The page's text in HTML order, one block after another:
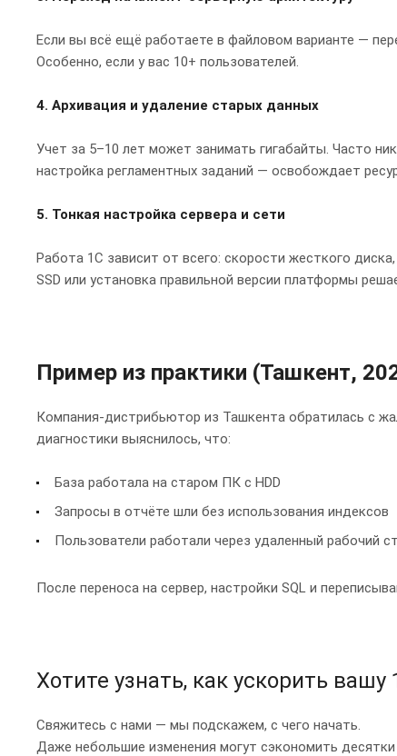
Если вы всё ещё работаете в файловом варианте —
Особенно, если у вас 10+ пользователей.
4. Архивация и удаление старых данных
Учет за 5–10 лет может занимать гигабайты. Часто
настройка регламентных заданий — освобождает
5. Тонкая настройка сервера и сети
Работа 1С зависит от всего: скорости жесткого
SSD или установка правильной версии платформы
Пример из практики (Ташкент,
Компания-дистрибьютор из Ташкента обратилась с
диагностики выяснилось, что:
База работала на старом ПК с HDD
Запросы в отчёте шли без использования индексов
Пользователи работали через удаленный рабочий
После переноса на сервер, настройки SQL и
Хотите узнать, как ускорить вашу
Свяжитесь с нами — мы подскажем, с чего начать.
Даже небольшие изменения могут сэкономить десятки